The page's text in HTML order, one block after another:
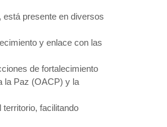
está presente en diversos
y enlace con las
de fortalecimiento
la Paz (OACP) y la
facilitando